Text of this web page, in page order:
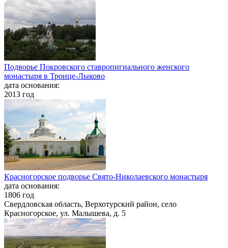
Подворье Покровского ставропигиального женского
монастыря в Троице-Лыково
дата основания:
2013 год
Красногорское подворье Свято-Николаевского монастыря
дата основания:
1806 год
Свердловская область, Верхотурский район, село
Красногорское, ул. Малышева, д. 5